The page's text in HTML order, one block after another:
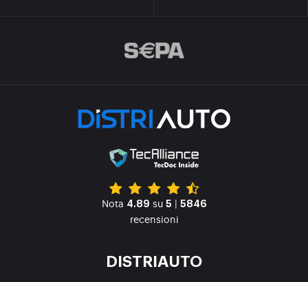
Nota 4.89 su 5 | 5846
recensioni
DISTRIAUTO